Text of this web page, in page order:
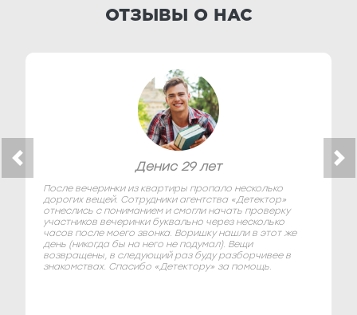
ОТЗЫВЫ О НАС
Денис 29 лет
После вечеринки из квартиры пропало несколько
дорогих вещей. Сотрудники агентства «Детектор»
отнеслись с пониманием и смогли начать проверку
участников вечеринки буквально через несколько
часов после моего звонка. Воришку нашли в этот же
день (никогда бы на него не подумал). Вещи
возвращены, в следующий раз буду разборчивее в
знакомствах. Спасибо «Детектору» за помощь.